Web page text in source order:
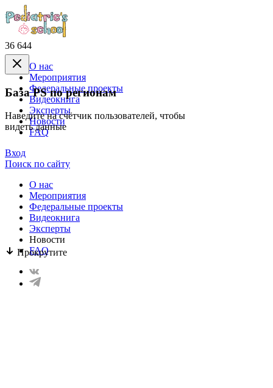
36 644
База PS по регионам
Наведите на счётчик пользователей, чтобы
видеть данные
Прокрутите
О нас
Mероприятия
Федеральные проекты
Видеокнига
Эксперты
Новости
FAQ
Вход
Поиск по сайту
О нас
Mероприятия
Федеральные проекты
Видеокнига
Эксперты
Новости
FAQ